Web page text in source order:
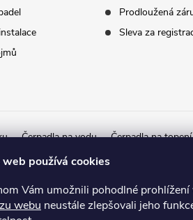
web používá cookies
Vám umožnili pohodlné prohlížení
webu neustále zlepšovali jeho
Prodloužená
Sleva za
Čerpadla na vodu Čerpadla na topení